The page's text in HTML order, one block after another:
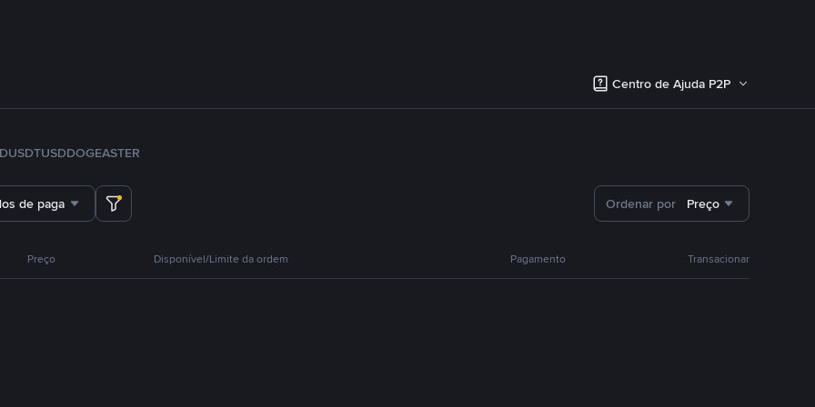
Centro de Ajuda P2P
TUSDDOGEASTER
de pagamento Ordenar por Preço
Preço Disponível/Limite da ordem Pagamento Transacionar